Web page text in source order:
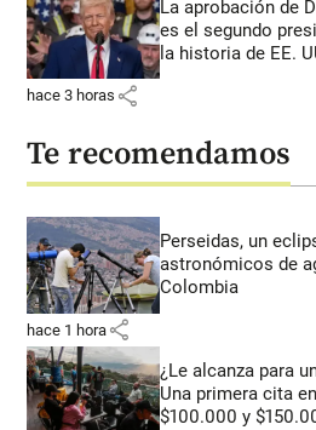
La aprobación de
es el segundo
la historia de EE.
hace 3 horas share
Te recomendamos
Perseidas, un
astronómicos de
Colombia
hace 1 hora share
¿Le alcanza para
Una primera cita
$100.000 y